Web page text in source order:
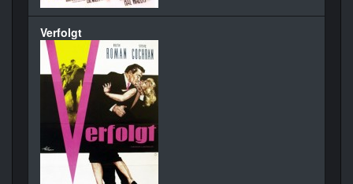
Verfolgt